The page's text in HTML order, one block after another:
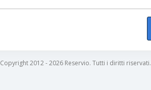
Copyright 2012 - 2026 Reservio. Tutti i diritti riservati.